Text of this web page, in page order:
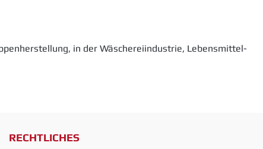
in der Wäschereiindustrie, Lebensmittel-
RECHTLICHES